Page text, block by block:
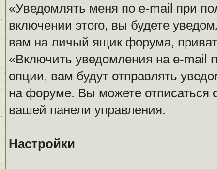
«Уведомлять меня по e-mail при
включении этого, вы будете
вам на личый ящик форума,
«Включить уведомления на e-
опции, вам будут отправлять
на форуме. Вы можете отписаться
вашей панели управления.
Настройки